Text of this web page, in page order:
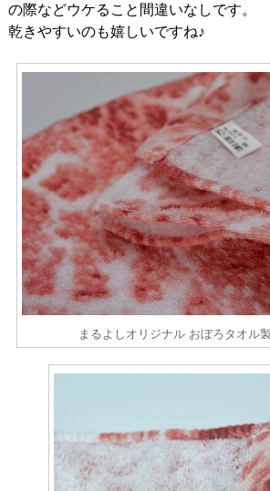
の際などウケること間違いなしです。
乾きやすいのも嬉しいですね♪
まるよしオリジナル おぼろタオ